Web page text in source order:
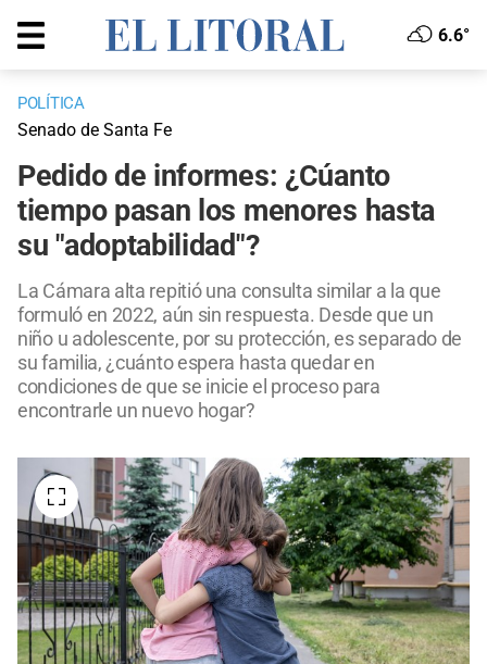
6.6°
POLÍTICA
Senado de Santa Fe
Pedido de informes: ¿Cúanto
tiempo pasan los menores hasta
su "adoptabilidad"?
La Cámara alta repitió una consulta similar a la que
formuló en 2022, aún sin respuesta. Desde que un
niño u adolescente, por su protección, es separado de
su familia, ¿cuánto espera hasta quedar en
condiciones de que se inicie el proceso para
encontrarle un nuevo hogar?